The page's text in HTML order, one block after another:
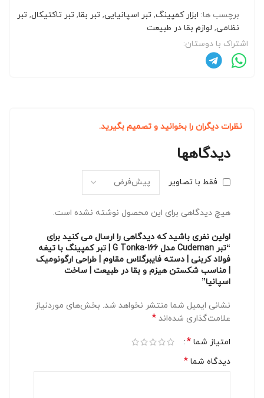
برچسب ها: ابزار کمپینگ, تبر اسپانیایی, تبر بقا, تبر تاکتیکال, تبر
نظامی, لوازم بقا در طبیعت
اشتراک با دوستان:
نظرات دیگران را بخوانید و تصمیم بگیرید.
دیدگاهها
فقط با تصاویر
هیچ دیدگاهی برای این محصول نوشته نشده است.
اولین نفری باشید که دیدگاهی را ارسال می کنید برای
“تبر Cudeman مدل 166-G Tonka | تبر کمپینگ با تیغه
فولاد کربنی | دسته فایبرگلاس مقاوم | طراحی ارگونومیک
| مناسب شکستن هیزم و بقا در طبیعت | ساخت
اسپانیا”
نشانی ایمیل شما منتشر نخواهد شد. بخش‌های موردنیاز
علامت‌گذاری شده‌اند *
امتیاز شما *
دیدگاه شما *